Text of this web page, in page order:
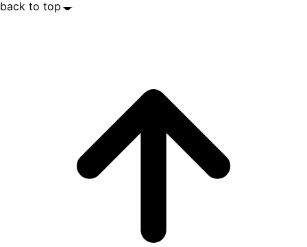
back to top